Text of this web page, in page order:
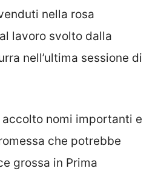
nella rosa
lavoro svolto dalla
nell’ultima sessione di
nomi importanti e
che potrebbe
grossa in Prima